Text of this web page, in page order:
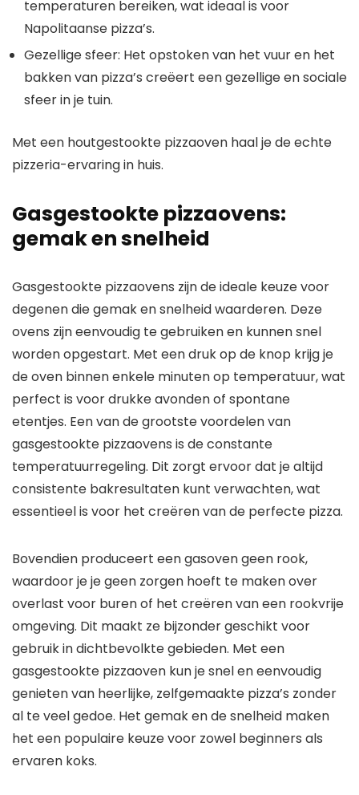
temperaturen bereiken, wat ideaal is voor
Napolitaanse pizza’s.
Gezellige sfeer: Het opstoken van het vuur en het
bakken van pizza’s creëert een gezellige en sociale
sfeer in je tuin.
Met een houtgestookte pizzaoven haal je de echte
pizzeria-ervaring in huis.
Gasgestookte pizzaovens:
gemak en snelheid
Gasgestookte pizzaovens zijn de ideale keuze voor
degenen die gemak en snelheid waarderen. Deze
ovens zijn eenvoudig te gebruiken en kunnen snel
worden opgestart. Met een druk op de knop krijg je
de oven binnen enkele minuten op temperatuur, wat
perfect is voor drukke avonden of spontane
etentjes. Een van de grootste voordelen van
gasgestookte pizzaovens is de constante
temperatuurregeling. Dit zorgt ervoor dat je altijd
consistente bakresultaten kunt verwachten, wat
essentieel is voor het creëren van de perfecte pizza.
Bovendien produceert een gasoven geen rook,
waardoor je je geen zorgen hoeft te maken over
overlast voor buren of het creëren van een rookvrije
omgeving. Dit maakt ze bijzonder geschikt voor
gebruik in dichtbevolkte gebieden. Met een
gasgestookte pizzaoven kun je snel en eenvoudig
genieten van heerlijke, zelfgemaakte pizza’s zonder
al te veel gedoe. Het gemak en de snelheid maken
het een populaire keuze voor zowel beginners als
ervaren koks.